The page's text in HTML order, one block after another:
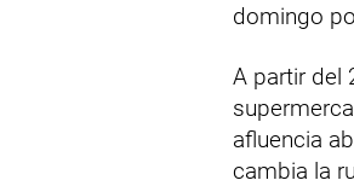
domingo
A partir del
afluencia
cambia la